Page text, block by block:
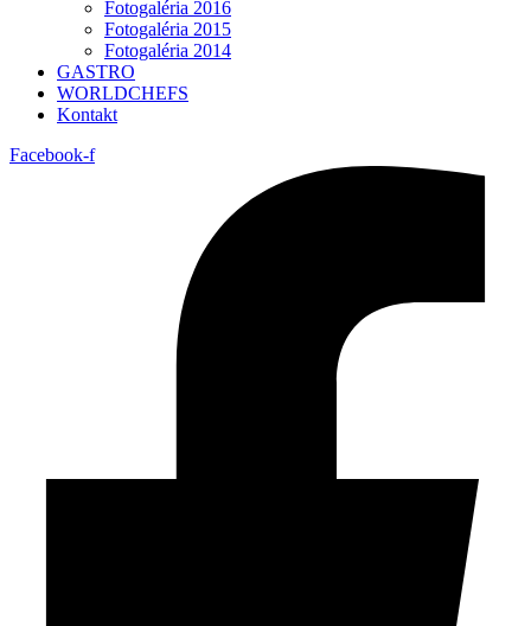
Fotogaléria 2016
Fotogaléria 2015
Fotogaléria 2014
GASTRO
WORLDCHEFS
Kontakt
Facebook-f